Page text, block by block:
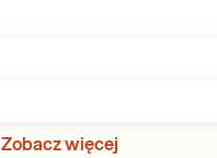
Zobacz więcej